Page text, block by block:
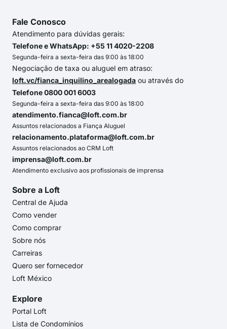
Fale Conosco
Atendimento para dúvidas gerais:
Telefone e WhatsApp: +55 11 4020-2208
Segunda-feira a sexta-feira das 9:00 às 18:00
Negociação de taxa ou aluguel em atraso:
loft.vc/fianca_inquilino_arealogada ou através do
Telefone 0800 001 6003
Segunda-feira a sexta-feira das 9:00 às 18:00
atendimento.fianca@loft.com.br
Assuntos relacionados a Fiança Aluguel
relacionamento.plataforma@loft.com.br
Assuntos relacionados ao CRM Loft
imprensa@loft.com.br
Atendimento exclusivo aos profissionais de imprensa
Sobre a Loft
Central de Ajuda
Como vender
Como comprar
Sobre nós
Carreiras
Quero ser fornecedor
Loft México
Explore
Portal Loft
Lista de Condomínios